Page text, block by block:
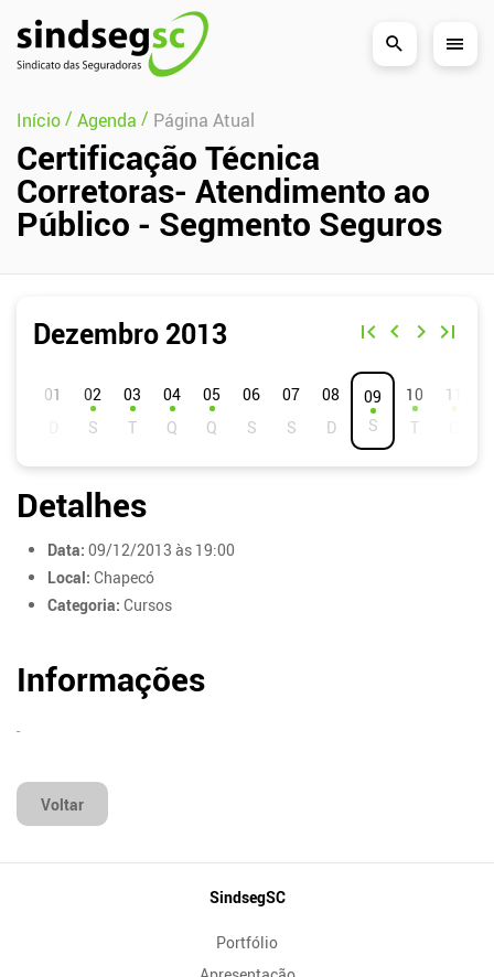
Pular Navegação (s)
Início/ Agenda / Página Atual
Certificação Técnica
Corretoras- Atendimento ao
Público - Segmento Seguros
Dezembro 2013
01 02 03 04 05 06 07 08 09 10 11
Detalhes
Data: 09/12/2013 às 19:00
Local: Chapecó
Categoria: Cursos
Informações
Voltar
SindsegSC
Portfólio